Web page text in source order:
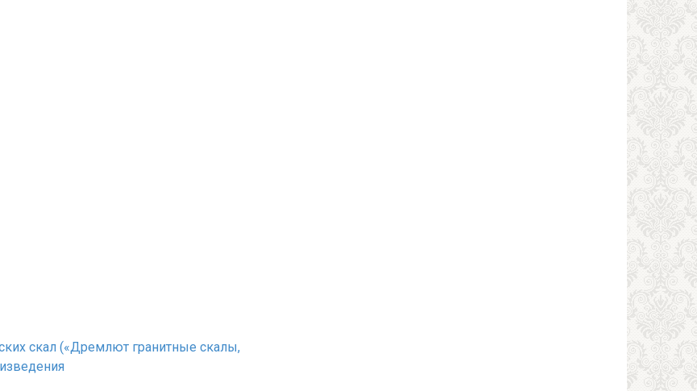
скал («Дремлют гранитные скалы,